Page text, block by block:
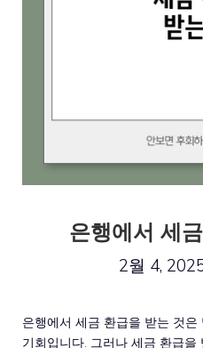
은행에서 세
2월 4,
은행에서 세금 환급을 받는 것
기회입니다. 그러나 세금 환급